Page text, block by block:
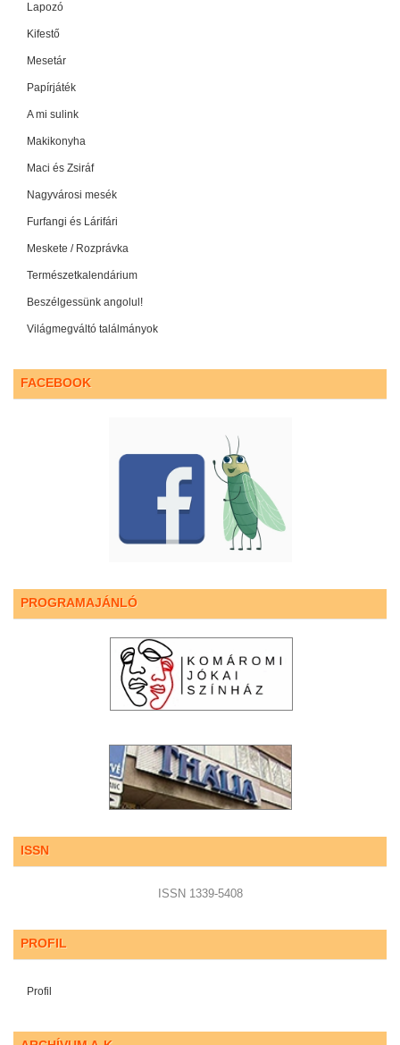
Lapozó
Kifestő
Mesetár
Papírjáték
A mi sulink
Makikonyha
Maci és Zsiráf
Nagyvárosi mesék
Furfangi és Lárifári
Meskete / Rozprávka
Természetkalendárium
Beszélgessünk angolul!
Világmegváltó találmányok
FACEBOOK
PROGRAMAJÁNLÓ
ISSN
ISSN 1339-5408
PROFIL
Profil